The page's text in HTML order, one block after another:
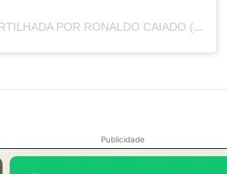
UMA PUBLICAÇÃO COMPARTILHADA POR RONALDO CAIADO (@RONALDOCAIADO)
Publicidade